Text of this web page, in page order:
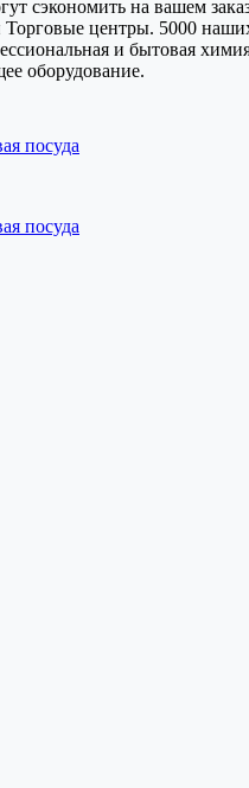
сэкономить на вашем
центры. 5000
и бытовая
оборудование.
посуда
посуда